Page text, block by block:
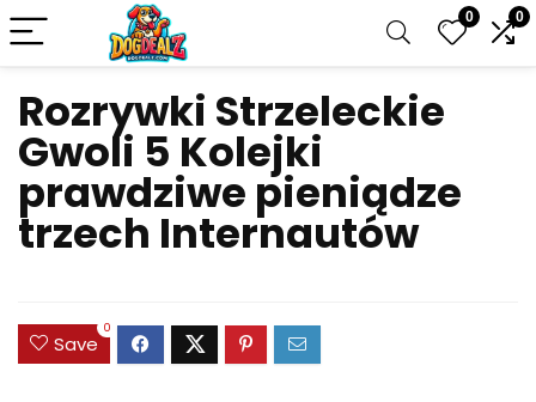
0 0
Rozrywki Strzeleckie
Gwoli 5 Kolejki
prawdziwe pieniądze
trzech Internautów
Save
0